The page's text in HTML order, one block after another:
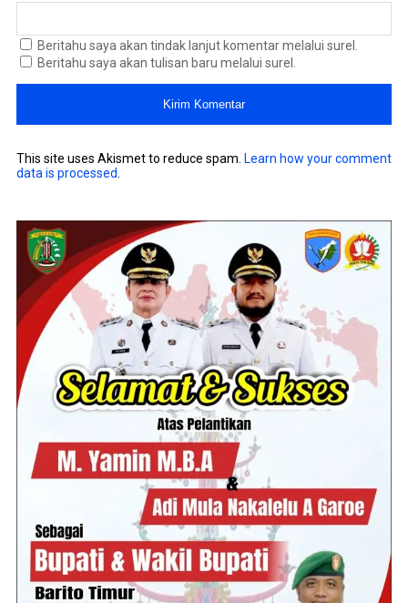
Beritahu saya akan tindak lanjut komentar melalui surel.
Beritahu saya akan tulisan baru melalui surel.
This site uses Akismet to reduce spam. Learn how your comment
data is processed